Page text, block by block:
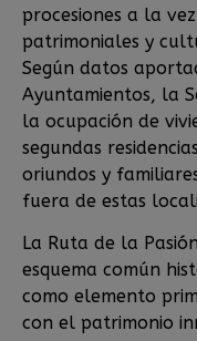
procesiones a la
patrimoniales y
Según datos
Ayuntamientos, la
la ocupación de
segundas
oriundos y
fuera de estas
La Ruta de la
esquema común
como elemento
con el patrimonio